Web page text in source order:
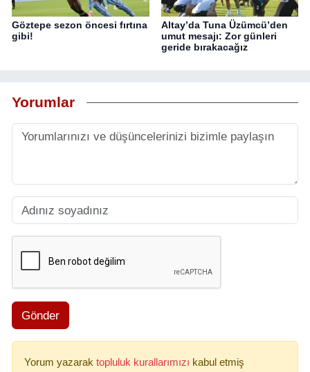
Göztepe sezon öncesi fırtına
gibi!
Altay’da Tuna Üzümcü’den
umut mesajı: Zor günleri
geride bırakacağız
Yorumlar
Gönder
Yorum yazarak topluluk kurallarımızı kabul etmiş